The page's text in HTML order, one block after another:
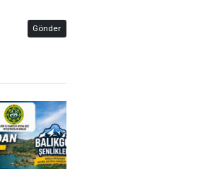
Gönder